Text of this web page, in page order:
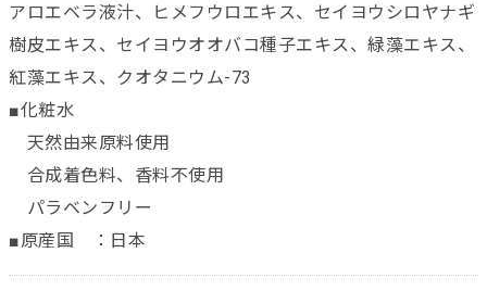
アロエベラ液汁、ヒメフウロエキス、セイヨウシロヤナギ
樹皮エキス、セイヨウオオバコ種子エキス、緑藻エキス、
紅藻エキス、クオタニウム-73
■化粧水
天然由来原料使用
合成着色料、香料不使用
パラベンフリー
■原産国 ：日本